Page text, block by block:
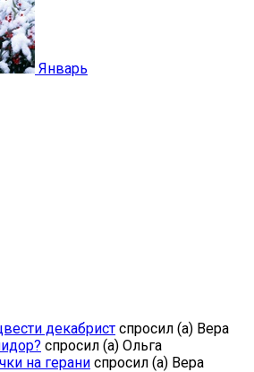
Январь
декабрист спросил (а) Вера
спросил (а) Ольга
на герани спросил (а) Вера